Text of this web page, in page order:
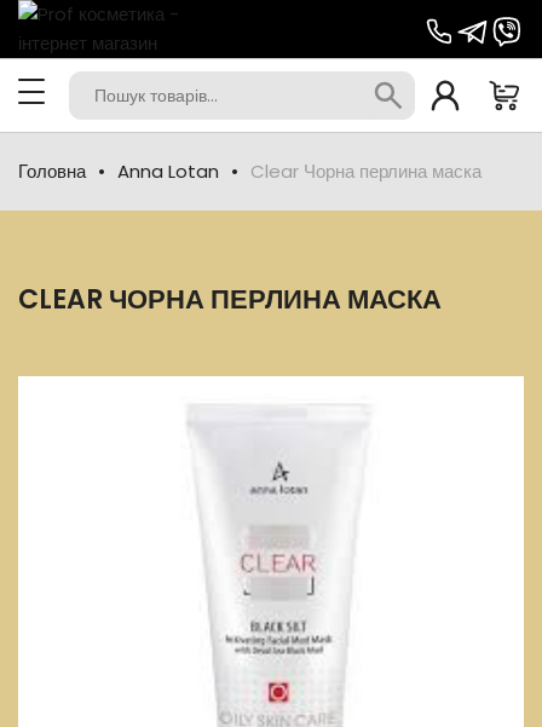
Головна Anna Lotan Clear Чорна перлина маска
CLEAR ЧОРНА ПЕРЛИНА МАСКА